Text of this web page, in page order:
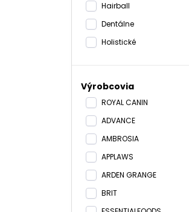
Hairball
Dentálne
Holistické
Výrobcovia
ROYAL CANIN
ADVANCE
AMBROSIA
APPLAWS
ARDEN GRANGE
BRIT